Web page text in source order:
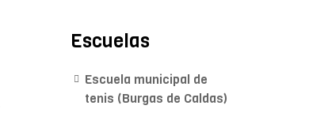
Escuelas
Escuela municipal de
tenis (Burgas de Caldas)